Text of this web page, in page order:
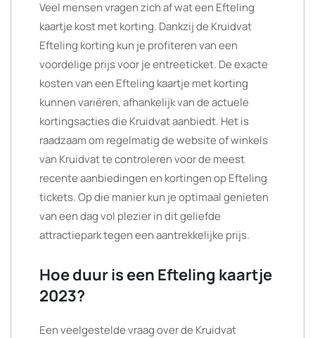
Veel mensen vragen zich af wat een Efteling
kaartje kost met korting. Dankzij de Kruidvat
Efteling korting kun je profiteren van een
voordelige prijs voor je entreeticket. De exacte
kosten van een Efteling kaartje met korting
kunnen variëren, afhankelijk van de actuele
kortingsacties die Kruidvat aanbiedt. Het is
raadzaam om regelmatig de website of winkels
van Kruidvat te controleren voor de meest
recente aanbiedingen en kortingen op Efteling
tickets. Op die manier kun je optimaal genieten
van een dag vol plezier in dit geliefde
attractiepark tegen een aantrekkelijke prijs.
Hoe duur is een Efteling kaartje
2023?
Een veelgestelde vraag over de Kruidvat